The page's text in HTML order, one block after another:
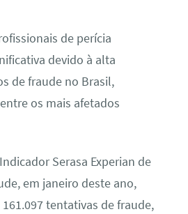
de perícia
devido à alta
de fraude no Brasil,
os mais afetados
Serasa Experian de
em janeiro deste ano,
tentativas de fraude,